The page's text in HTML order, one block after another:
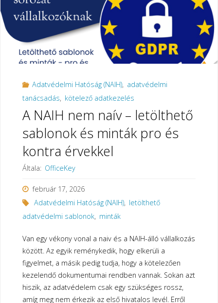
a
teendő?"
Adatvédelmi Hatóság (NAIH), adatvédelmi
tanácsadás, kötelező adatkezelés
A NAIH nem naív – letölthető
sablonok és minták pro és
kontra érvekkel
Általa: OfficeKey
február 17, 2026
Adatvédelmi Hatóság (NAIH), letölthető
adatvédelmi sablonok, minták
Van egy vékony vonal a naiv és a NAIH-álló vállalkozás
között. Az egyik reménykedik, hogy elkerüli a
figyelmet, a másik pedig tudja, hogy a kötelezően
kezelendő dokumentumai rendben vannak. Sokan azt
hiszik, az adatvédelem csak egy szükséges rossz,
amíg meg nem érkezik az első hivatalos levél. Erről